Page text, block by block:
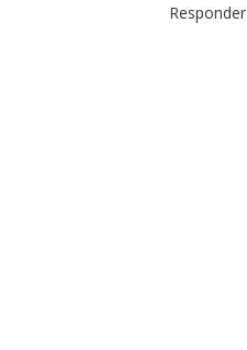
Responder